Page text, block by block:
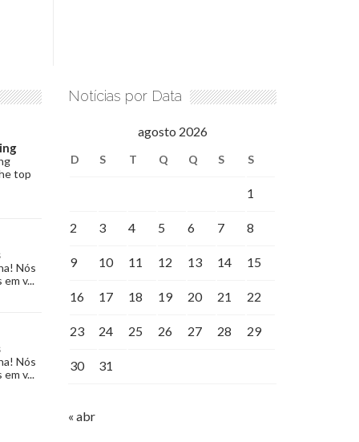
top
Nós
v...
Nós
v...
Notícias por Data
agosto 2026
D S T Q Q S S
1
2 3 4 5 6 7 8
9 10 11 12 13 14 15
16 17 18 19 20 21 22
23 24 25 26 27 28 29
30 31
« abr